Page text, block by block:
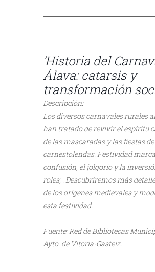
‘Historia del
Álava: catarsis y
transformación
Descripción:
Los diversos carnavales rurales
han tratado de revivir el espíritu
de las mascaradas y las fiestas de
carnestolendas. Festividad
confusión, el jolgorio y la
roles; . Descubriremos más
de los orígenes medievales y
esta festividad.
Fuente: Red de Bibliotecas
Ayto. de Vitoria-Gasteiz.